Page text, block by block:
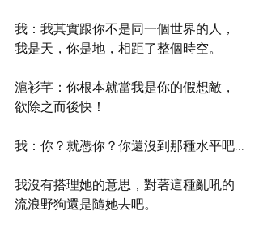
我：我其實跟你不是同一個世界的人，
我是天，你是地，相距了整個時空。
滬衫芊：你根本就當我是你的假想敵，
欲除之而後快！
我：你？就憑你？你還沒到那種水平吧...
我沒有搭理她的意思，對著這種亂吼的
流浪野狗還是隨她去吧。